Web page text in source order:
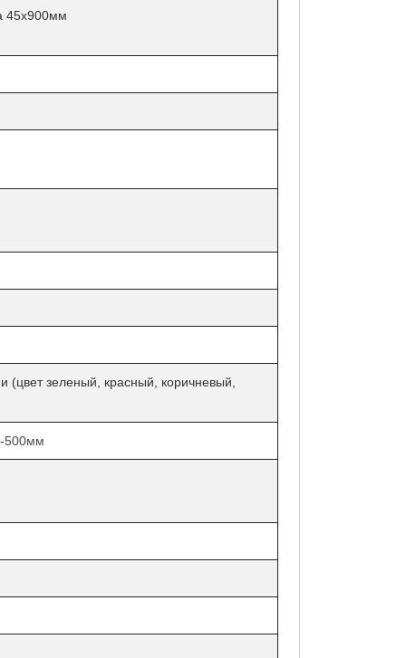
45х900мм
зеленый, красный, коричневый,
500мм